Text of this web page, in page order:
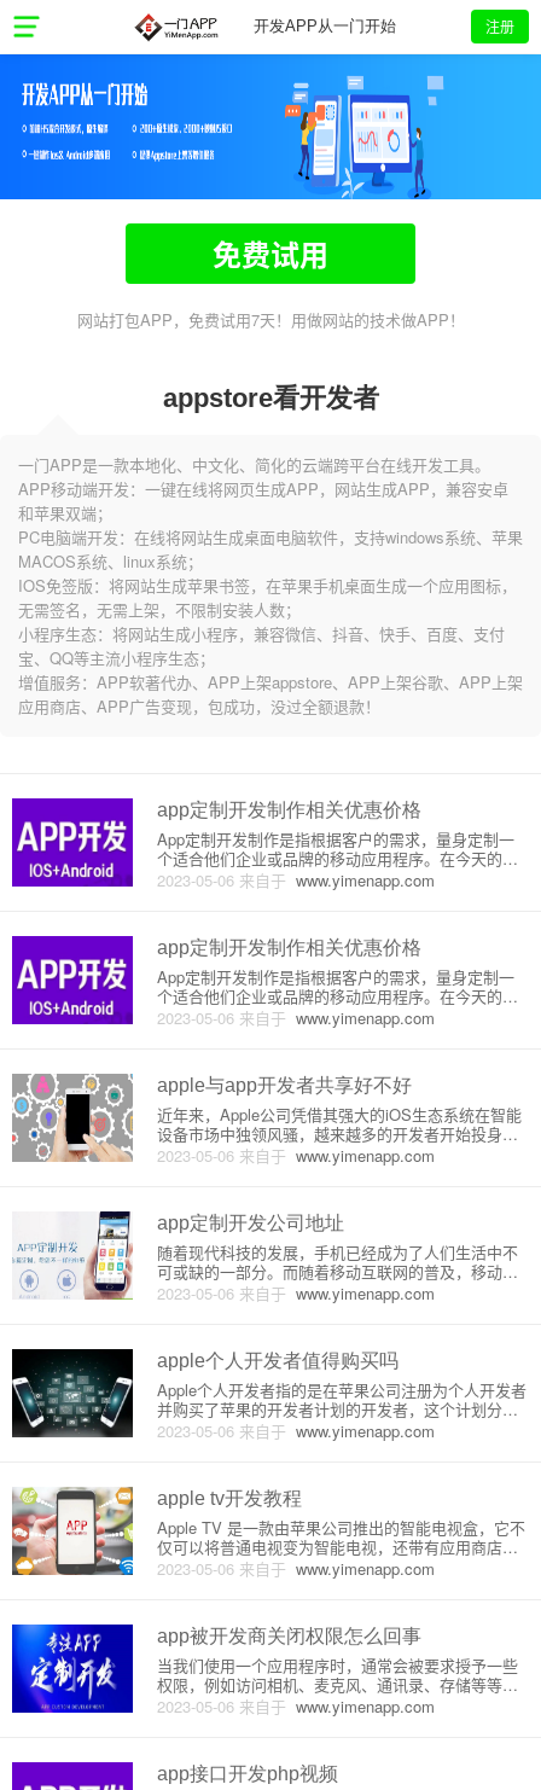
开发APP从一门开始 注册
免费试用
网站打包APP，免费试用7天！用做网站的技术做APP！
appstore看开发者
一门APP是一款本地化、中文化、简化的云端跨平台在线开发工具。
APP移动端开发：一键在线将网页生成APP，网站生成APP，兼容安卓
和苹果双端；
PC电脑端开发：在线将网站生成桌面电脑软件，支持windows系统、苹果
MACOS系统、linux系统；
IOS免签版：将网站生成苹果书签，在苹果手机桌面生成一个应用图标，
无需签名，无需上架，不限制安装人数；
小程序生态：将网站生成小程序，兼容微信、抖音、快手、百度、支付
宝、QQ等主流小程序生态；
增值服务：APP软著代办、APP上架appstore、APP上架谷歌、APP上架
应用商店、APP广告变现，包成功，没过全额退款！
app定制开发制作相关优惠价格
2023-05-06 来自于 www.yimenapp.com
App定制开发制作是指根据客户的需求，量身定制一
个适合他们企业或品牌的移动应用程序。在今天的移
动时代，越来越多的企业和品牌已经开始认识到移动
应用程序的重要性，为了满足用户需求和提高自身发
流行的应用程序，并且要与
app定制开发制作相关优惠价格
2023-05-06 来自于 www.yimenapp.com
App定制开发制作是指根据客户的需求，量身定制一
个适合他们企业或品牌的移动应用程序。在今天的移
动时代，越来越多的企业和品牌已经开始认识到移动
应用程序的重要性，为了满足用户需求和提高自身发
流行的应用程序，并且要与
apple与app开发者共享好不好
2023-05-06 来自于 www.yimenapp.com
近年来，Apple公司凭借其强大的iOS生态系统在智能
设备市场中独领风骚，越来越多的开发者开始投身于i
OS应用程序的开发。然而，许多开发者对于苹果公司
从应用销售中抽取30%的服务费非常不满意。那么，
如何分配的呢
app定制开发公司地址
2023-05-06 来自于 www.yimenapp.com
随着现代科技的发展，手机已经成为了人们生活中不
可或缺的一部分。而随着移动互联网的普及，移动终
端使用量越来越大，越来越多的企业对于自己的业务
都开始着重考虑移动端的应用。这时候，很多企业都
的需求。那么，App定制
apple个人开发者值得购买吗
2023-05-06 来自于 www.yimenapp.com
Apple个人开发者指的是在苹果公司注册为个人开发者
并购买了苹果的开发者计划的开发者，这个计划分为
个人计划和企业计划，不同计划的价格和功能也不
同。在这里我们主要讨论个人计划是否值得购买。 个
299美元/年来
apple tv开发教程
2023-05-06 来自于 www.yimenapp.com
Apple TV 是一款由苹果公司推出的智能电视盒，它不
仅可以将普通电视变为智能电视，还带有应用商店、
游戏和多种视频渠道，是一款极具吸引力的多媒体娱
乐设备。为了满足用户的更多需求，各类开发人员可
app被开发商关闭权限怎么回事
2023-05-06 来自于 www.yimenapp.com
当我们使用一个应用程序时，通常会被要求授予一些
权限，例如访问相机、麦克风、通讯录、存储等等。
这些权限允许应用程序访问您的设备上的特定功能或
信息。但是，有时候应用程序开发商可能会选择关闭
将详细介绍这种情况的原理或
app接口开发php视频